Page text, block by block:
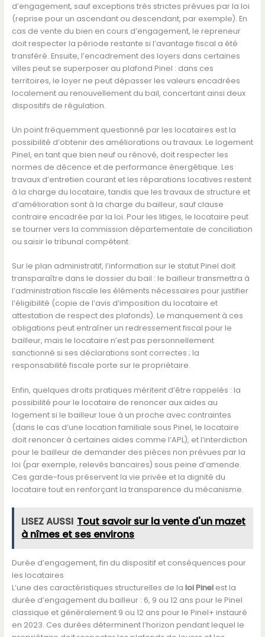
d’engagement, sauf exceptions très strictes prévues par la loi
(reprise pour un ascendant ou descendant, par exemple). En
cas de vente du bien en cours d’engagement, le repreneur
doit respecter la période restante si l’avantage fiscal a été
transféré. Ensuite, l’encadrement des loyers dans certaines
villes peut se superposer au plafond Pinel : dans ces
territoires, le loyer ne peut dépasser les valeurs encadrées
localement au renouvellement du bail, concertant ainsi deux
dispositifs de régulation.
Un point fréquemment questionné par les locataires est la
possibilité d’obtenir des améliorations ou travaux. Le logement
Pinel, en tant que bien neuf ou rénové, doit respecter les
normes de décence et de performance énergétique. Les
travaux d’entretien courant et les réparations locatives restent
à la charge du locataire, tandis que les travaux de structure et
d’amélioration sont à la charge du bailleur, sauf clause
contraire encadrée par la loi. Pour les litiges, le locataire peut
se tourner vers la commission départementale de conciliation
ou saisir le tribunal compétent.
Sur le plan administratif, l’information sur le statut Pinel doit
transparaître dans le dossier du bail : le bailleur transmettra à
l’administration fiscale les éléments nécessaires pour justifier
l’éligibilité (copie de l’avis d’imposition du locataire et
attestation de respect des plafonds). Le manquement à ces
obligations peut entraîner un redressement fiscal pour le
bailleur, mais le locataire n’est pas personnellement
sanctionné si ses déclarations sont correctes ; la
responsabilité fiscale porte sur le propriétaire.
Enfin, quelques droits pratiques méritent d’être rappelés : la
possibilité pour le locataire de renoncer aux aides au
logement si le bailleur loue à un proche avec contraintes
(dans le cas d’une location familiale sous Pinel, le locataire
doit renoncer à certaines aides comme l’APL), et l’interdiction
pour le bailleur de demander des pièces non prévues par la
loi (par exemple, relevés bancaires) sous peine d’amende.
Ces garde-fous préservent la vie privée et la dignité du
locataire tout en renforçant la transparence du mécanisme.
LISEZ AUSSI Tout savoir sur la vente d'un mazet
à nîmes et ses environs
Durée d’engagement, fin du dispositif et conséquences pour
les locataires
L’une des caractéristiques structurelles de la loi Pinelest la
durée d’engagement du bailleur : 6, 9 ou 12 ans pour le Pinel
classique et généralement 9 ou 12 ans pour le Pinel+ instauré
en 2023. Ces durées déterminent l’horizon pendant lequel le